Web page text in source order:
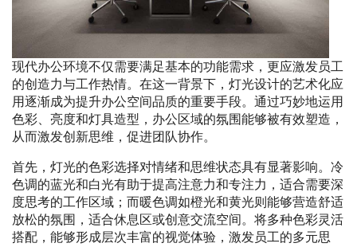
现代办公环境不仅需要满足基本的功能需求，更应激发员工
的创造力与工作热情。在这一背景下，灯光设计的艺术化应
用逐渐成为提升办公空间品质的重要手段。通过巧妙地运用
色彩、亮度和灯具造型，办公区域的氛围能够被有效塑造，
从而激发创新思维，促进团队协作。
首先，灯光的色彩选择对情绪和思维状态具有显著影响。冷
色调的蓝光和白光有助于提高注意力和专注力，适合需要深
度思考的工作区域；而暖色调如橙光和黄光则能够营造舒适
放松的氛围，适合休息区或创意交流空间。将多种色彩灵活
搭配，能够形成层次丰富的视觉体验，激发员工的多元思